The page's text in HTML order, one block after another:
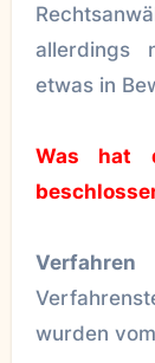
allerdings
etwas in
Was hat
wurden